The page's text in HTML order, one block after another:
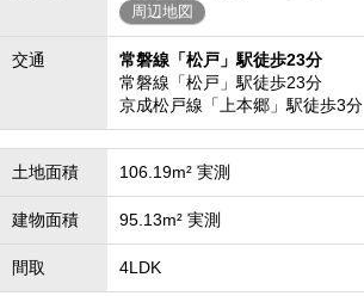
周辺地図
交通
常磐線「松戸」駅徒歩23分
常磐線「松戸」駅徒歩23分
京成松戸線「上本郷」駅徒歩3分
土地面積 106.19m² 実測
建物面積 95.13m² 実測
間取 4LDK